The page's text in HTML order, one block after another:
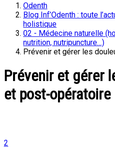
Odenth
Blog Inf’Odenth : toute
holistique
02 - Médecine naturelle
nutrition, nutripuncture…)
Prévenir et gérer les
Prévenir et gérer
et post-opératoire
2